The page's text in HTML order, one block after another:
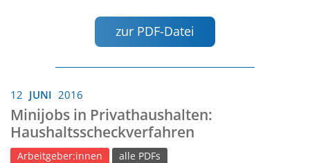
zur PDF-Datei
12 JUNI 2016
Minijobs in Privathaushalten:
Haushaltsscheckverfahren
Arbeitgeber:innen alle PDFs